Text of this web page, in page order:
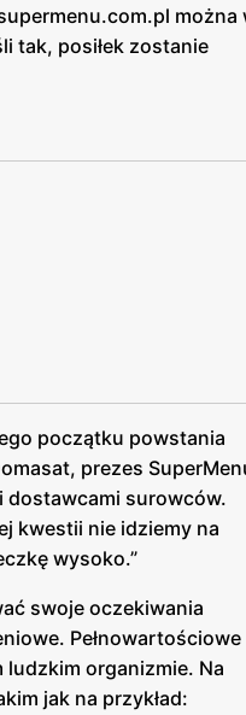
można
tak, posiłek zostanie
początku powstania
prezes
dostawcami surowców.
kwestii nie idziemy na
wysoko.”
swoje oczekiwania
Pełnowartościowe
organizmie. Na
jak na przykład: